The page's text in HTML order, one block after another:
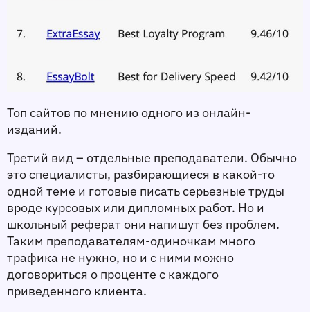
Топ сайтов по мнению одного из онлайн-
изданий.
Третий вид – отдельные преподаватели. Обычно
это специалисты, разбирающиеся в какой-то
одной теме и готовые писать серьезные труды
вроде курсовых или дипломных работ. Но и
школьный реферат они напишут без проблем.
Таким преподавателям-одиночкам много
трафика не нужно, но и с ними можно
договориться о проценте с каждого
приведенного клиента.